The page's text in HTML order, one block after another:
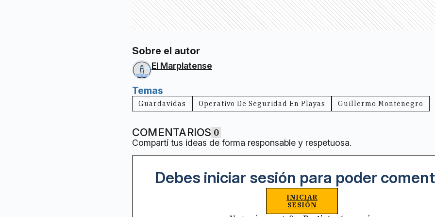
Sobre el autor
El Marplatense
Temas
Guardavidas Operativo De Seguridad En Playas Guillermo Montenegro
COMENTARIOS 0
Compartí tus ideas de forma responsable y respetuosa.
Debes iniciar sesión para poder
INICIAR
SESIÓN